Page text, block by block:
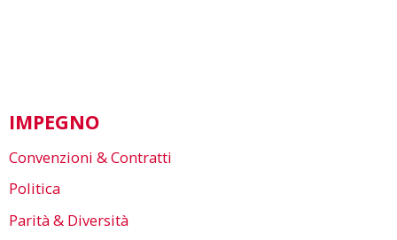
IMPEGNO
Convenzioni & Contratti
Politica
Parità & Diversità